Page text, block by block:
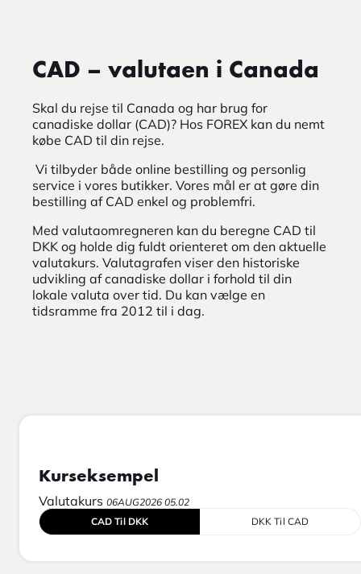
CAD – valutaen i Canada
Skal du rejse til Canada og har brug for
canadiske dollar (CAD)? Hos FOREX kan du nemt
købe CAD til din rejse.
Vi tilbyder både online bestilling og personlig
service i vores butikker. Vores mål er at gøre din
bestilling af CAD enkel og problemfri.
Med valutaomregneren kan du beregne CAD til
DKK og holde dig fuldt orienteret om den aktuelle
valutakurs. Valutagrafen viser den historiske
udvikling af canadiske dollar i forhold til din
lokale valuta over tid. Du kan vælge en
tidsramme fra 2012 til i dag.
Kurseksempel
Valutakurs 06AUG2026 05.02
CAD Til DKK
DKK Til CAD